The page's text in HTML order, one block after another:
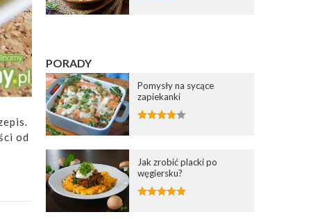
od
PORADY
Pomysły na sycące
zapiekanki
Jak zrobić placki po
węgiersku?